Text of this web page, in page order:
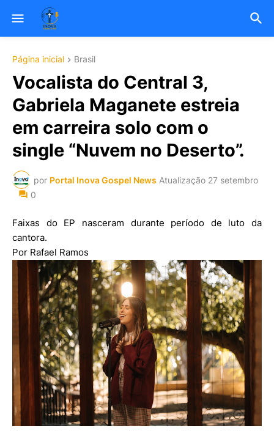
Página inicial Brasil
Vocalista do Central 3,
Gabriela Maganete estreia
em carreira solo com o
single “Nuvem no Deserto”.
por Portal Inova Gospel News Atualização 27 setembro
0
Faixas do EP nasceram durante período de luto da
cantora.
Por Rafael Ramos